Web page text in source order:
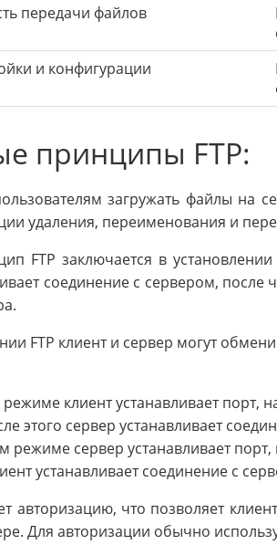
передачи файлов
и конфигурации
принципы FTP:
загружать файлы на
удаления, переименования и
FTP заключается в
соединение с сервером,
FTP клиент и сервер могут
клиент устанавливает порт,
этого сервер устанавливает
режиме сервер устанавливает
устанавливает соединение с
авторизацию, что позволяет
Для авторизации обычно